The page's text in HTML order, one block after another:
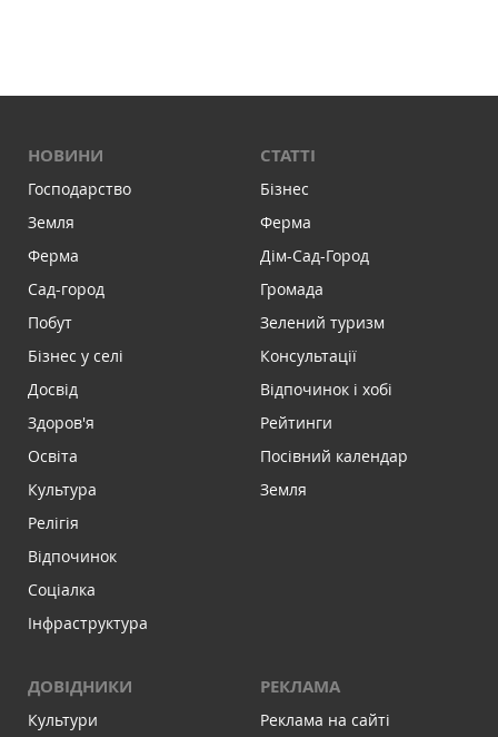
НОВИНИ
Господарство
Земля
Ферма
Сад-город
Побут
Бізнес у селі
Досвід
Здоров'я
Освіта
Культура
Релігія
Відпочинок
Соціалка
Інфраструктура
СТАТТІ
Бізнес
Ферма
Дім-Сад-Город
Громада
Зелений туризм
Консультації
Відпочинок і хобі
Рейтинги
Посівний календар
Земля
ДОВІДНИКИ
Культури
РЕКЛАМА
Реклама на сайті